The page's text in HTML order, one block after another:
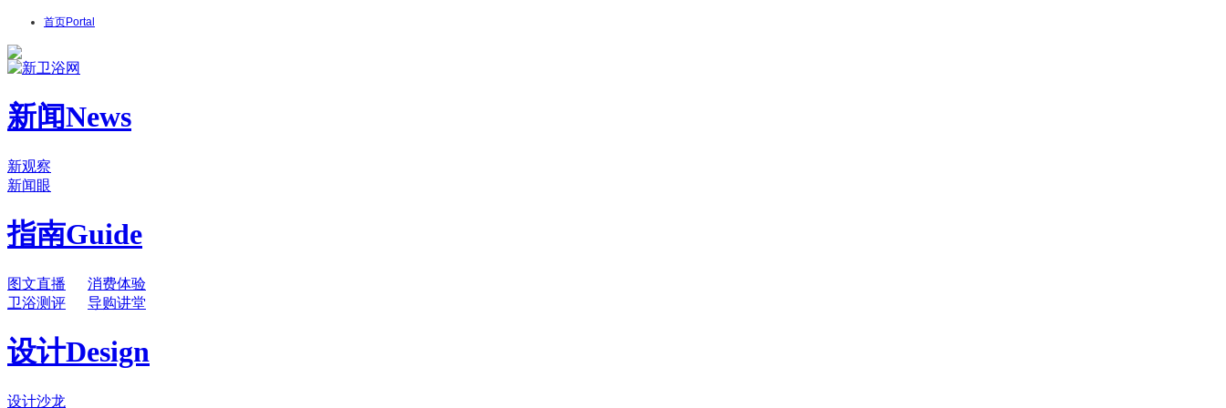
首页Portal
新闻News
新观察
新闻眼
指南Guide
图文直播
消费体验
卫浴测评
导购讲堂
设计Design
设计沙龙